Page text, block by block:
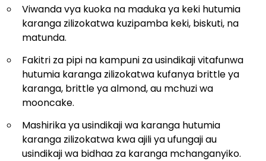
Viwanda vya kuoka na maduka ya keki hutumia
karanga zilizokatwa kuzipamba keki, biskuti, na
matunda.
Fakitri za pipi na kampuni za usindikaji vitafunwa
hutumia karanga zilizokatwa kufanya brittle ya
karanga, brittle ya almond, au mchuzi wa
mooncake.
Mashirika ya usindikaji wa karanga hutumia
karanga zilizokatwa kwa ajili ya ufungaji au
usindikaji wa bidhaa za karanga mchanganyiko.